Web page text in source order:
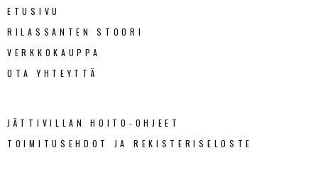
ETUSIVU
RILASSANTEN STOORI
VERKKOKAUPPA
OTA YHTEYTTÄ
JÄTTIVILLAN HOITO-OHJEET
TOIMITUSEHDOT JA REKISTERISELOSTE